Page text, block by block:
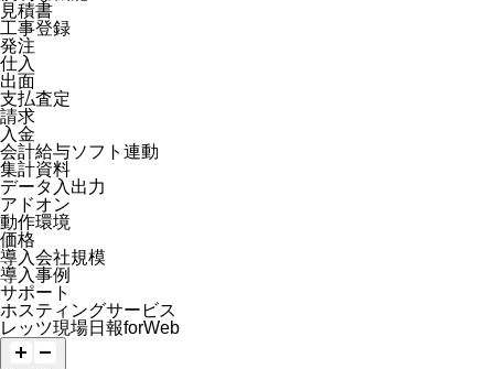
見積書
工事登録
発注
仕入
出面
支払査定
請求
入金
会計給与ソフト連動
集計資料
データ入出力
アドオン
動作環境
価格
導入会社規模
導入事例
サポート
ホスティングサービス
レッツ現場日報forWeb